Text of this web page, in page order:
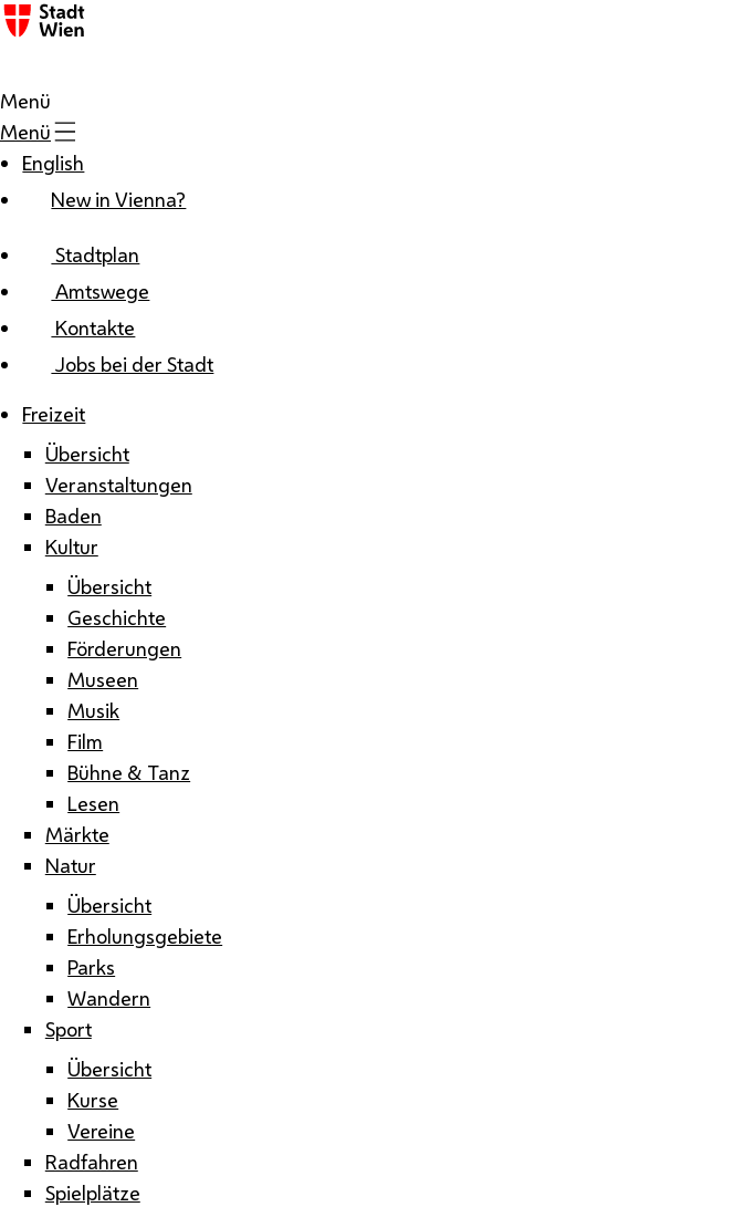
Zum Inhalt
Menü
Menü
English
New in Vienna?
Stadtplan
Amtswege
Kontakte
Jobs bei der Stadt
Freizeit
Übersicht
Veranstaltungen
Baden
Kultur
Übersicht
Geschichte
Förderungen
Museen
Musik
Film
Bühne & Tanz
Lesen
Märkte
Natur
Übersicht
Erholungsgebiete
Parks
Wandern
Sport
Übersicht
Kurse
Vereine
Radfahren
Spielplätze